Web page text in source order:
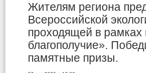
Жителям региона
Всероссийской
проходящей в рамках
благополучие».
памятные призы.